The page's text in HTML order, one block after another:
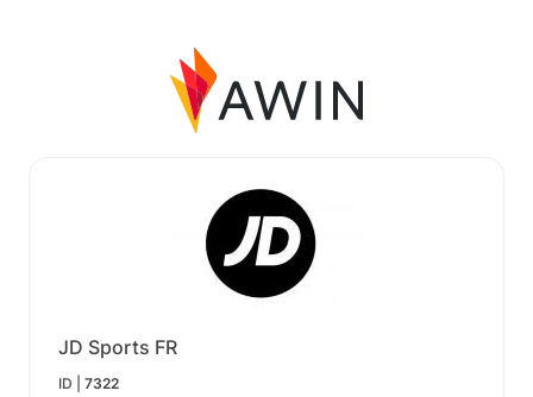
JD Sports FR
ID | 7322